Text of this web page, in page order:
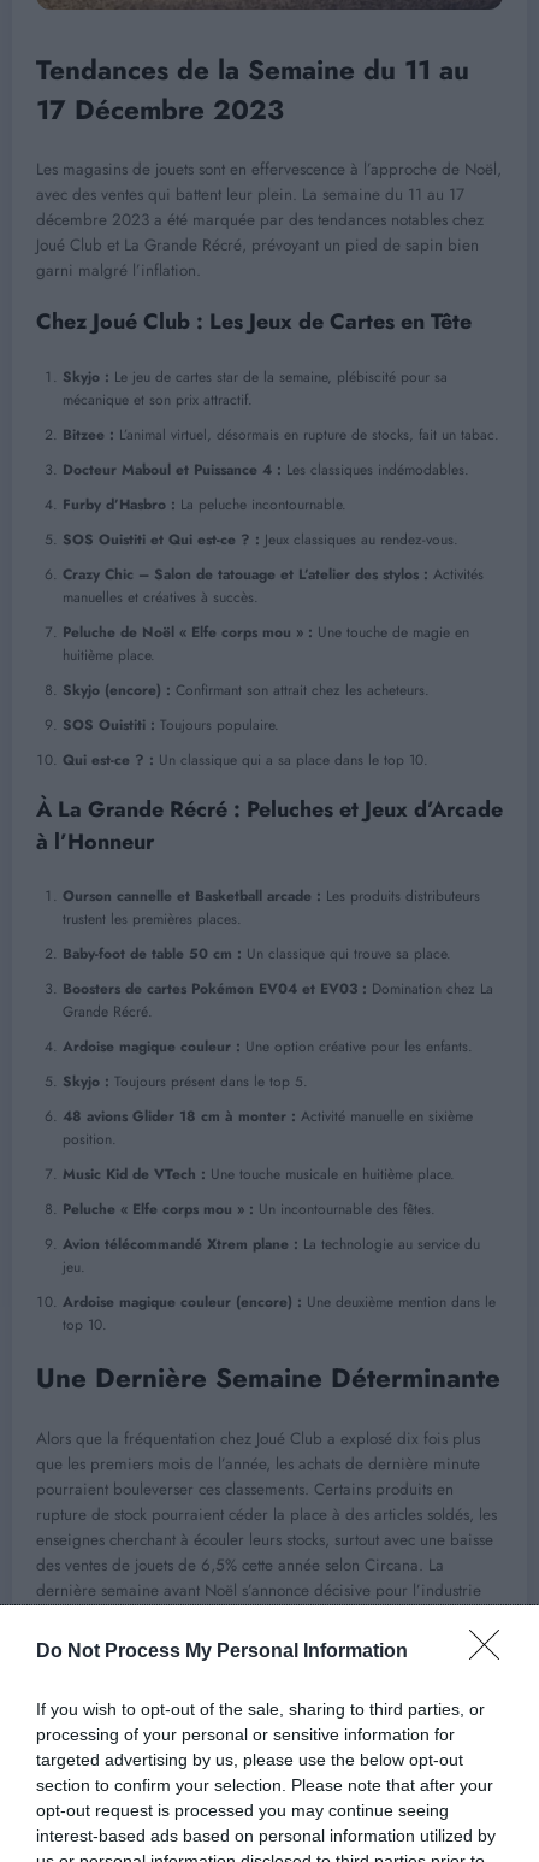
Do Not Process My Personal Information
If you wish to opt-out of the sale, sharing to third parties, or
processing of your personal or sensitive information for
targeted advertising by us, please use the below opt-out
section to confirm your selection. Please note that after your
opt-out request is processed you may continue seeing
interest-based ads based on personal information utilized by
Tendances de la Semaine du 11 au
17 Décembre 2023
Les magasins de jouets sont en effervescence à l’approche de Noël,
avec des ventes qui battent leur plein. La semaine du 11 au 17
décembre 2023 a été marquée par des tendances notables chez
Joué Club et La Grande Récré, prévoyant un pied de sapin bien
garni malgré l’inflation.
Chez Joué Club : Les Jeux de Cartes en Tête
Skyjo : Le jeu de cartes star de la semaine, plébiscité pour sa
mécanique et son prix attractif.
Bitzee : L’animal virtuel, désormais en rupture de stocks, fait un tabac.
Docteur Maboul et Puissance 4 : Les classiques indémodables.
Furby d’Hasbro : La peluche incontournable.
SOS Ouistiti et Qui est-ce ? : Jeux classiques au rendez-vous.
Crazy Chic – Salon de tatouage et L’atelier des stylos : Activités
manuelles et créatives à succès.
Peluche de Noël « Elfe corps mou » : Une touche de magie en
huitième place.
Skyjo (encore) : Confirmant son attrait chez les acheteurs.
SOS Ouistiti : Toujours populaire.
Qui est-ce ? : Un classique qui a sa place dans le top 10.
À La Grande Récré : Peluches et Jeux d’Arcade
à l’Honneur
Ourson cannelle et Basketball arcade : Les produits distributeurs
trustent les premières places.
Baby-foot de table 50 cm : Un classique qui trouve sa place.
Boosters de cartes Pokémon EV04 et EV03 : Domination chez La
Grande Récré.
Ardoise magique couleur : Une option créative pour les enfants.
Skyjo : Toujours présent dans le top 5.
48 avions Glider 18 cm à monter : Activité manuelle en sixième
position.
Music Kid de VTech : Une touche musicale en huitième place.
Peluche « Elfe corps mou » : Un incontournable des fêtes.
Avion télécommandé Xtrem plane : La technologie au service du
jeu.
Ardoise magique couleur (encore) : Une deuxième mention dans le
top 10.
Une Dernière Semaine Déterminante
Alors que la fréquentation chez Joué Club a explosé dix fois plus
que les premiers mois de l’année, les achats de dernière minute
pourraient bouleverser ces classements. Certains produits en
rupture de stock pourraient céder la place à des articles soldés, les
enseignes cherchant à écouler leurs stocks, surtout avec une baisse
des ventes de jouets de 6,5% cette année selon Circana. La
dernière semaine avant Noël s’annonce décisive pour l’industrie
Previous post
Les nouvelles tendances amoureuses de l’hiver
!
Next post